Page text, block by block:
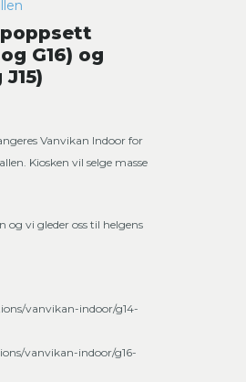
G16) og
Vanvikan Indoor for
Kiosken vil selge masse
og vi gleder oss til helgens
vanvikan-indoor/g14-
vanvikan-indoor/g16-